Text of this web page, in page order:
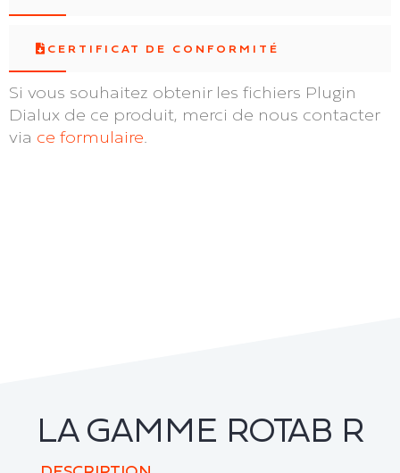
CERTIFICAT DE CONFORMITÉ
Si vous souhaitez obtenir les fichiers Plugin
Dialux de ce produit, merci de nous contacter
via ce formulaire
LA GAMME ROTAB R